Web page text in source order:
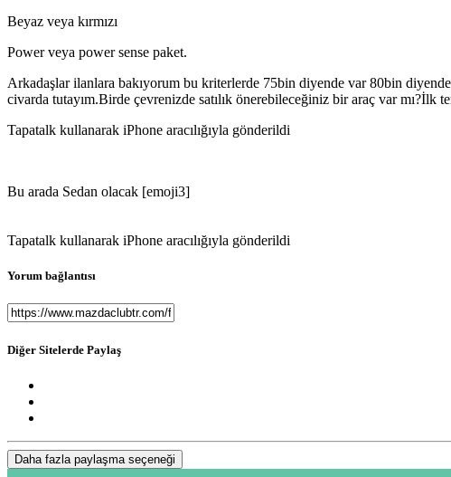
Beyaz veya kırmızı
Power veya power sense paket.
Arkadaşlar ilanlara bakıyorum bu kriterlerde 75bin diyende var 80bin
civarda tutayım.Birde çevrenizde satılık önerebileceğiniz bir araç var mı?İlk
Tapatalk kullanarak iPhone aracılığıyla gönderildi
Bu arada Sedan olacak [emoji3]
Tapatalk kullanarak iPhone aracılığıyla gönderildi
Yorum bağlantısı
Diğer Sitelerde Paylaş
Daha fazla paylaşma seçeneği